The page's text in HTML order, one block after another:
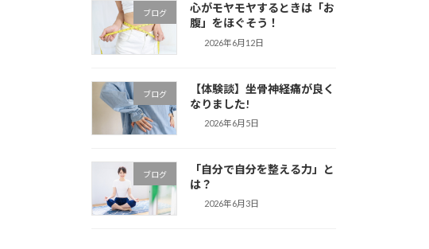
ブログ
心がモヤモヤするときは「お
腹」をほぐそう！
2026年6月12日
ブログ
【体験談】坐骨神経痛が良く
なりました!
2026年6月5日
ブログ
「自分で自分を整える力」と
は？
2026年6月3日